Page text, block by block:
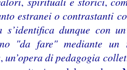
estranei o contrastanti
dunque con
"da fare" mediante un
,un’opera di pedagogia